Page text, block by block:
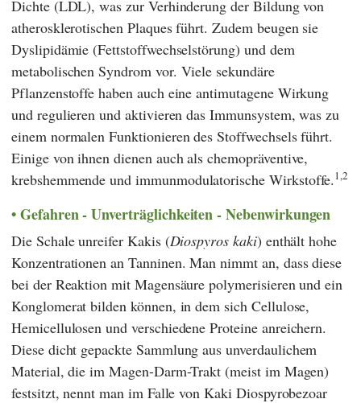
Dichte (LDL), was zur Verhinderung der Bildung von
atherosklerotischen Plaques führt. Zudem beugen sie
Dyslipidämie (Fettstoffwechselstörung) und dem
metabolischen Syndrom vor. Viele sekundäre
Pflanzenstoffe haben auch eine antimutagene Wirkung
und regulieren und aktivieren das Immunsystem, was zu
einem normalen Funktionieren des Stoffwechsels führt.
Einige von ihnen dienen auch als chemopräventive,
krebshemmende und immunmodulatorische Wirkstoffe.1,2
Gefahren - Unverträglichkeiten - Nebenwirkungen
Die Schale unreifer Kakis (Diospyros kaki) enthält hohe
Konzentrationen an Tanninen. Man nimmt an, dass diese
bei der Reaktion mit Magensäure polymerisieren und ein
Konglomerat bilden können, in dem sich Cellulose,
Hemicellulosen und verschiedene Proteine anreichern.
Diese dicht gepackte Sammlung aus unverdaulichem
Material, die im Magen-Darm-Trakt (meist im Magen)
festsitzt, nennt man im Falle von Kaki Diospyrobezoar